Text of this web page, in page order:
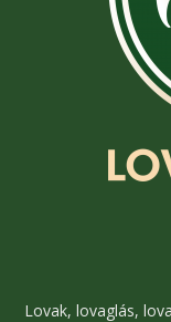
Lovak, lovaglás,